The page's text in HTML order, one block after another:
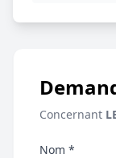
Concernant
Nom *